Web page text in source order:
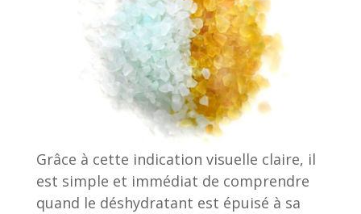
Grâce à cette indication visuelle claire, il
est simple et immédiat de comprendre
quand le déshydratant est épuisé à sa